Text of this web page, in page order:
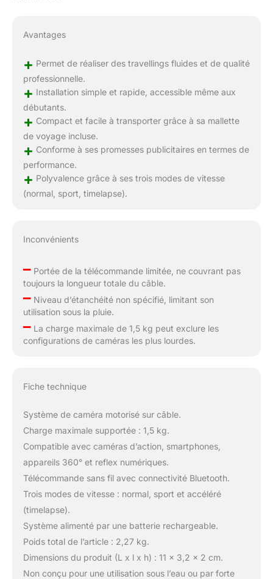
Avantages
+ Permet de réaliser des travellings fluides et de qualité
professionnelle.
+ Installation simple et rapide, accessible même aux
débutants.
+ Compact et facile à transporter grâce à sa mallette
de voyage incluse.
+ Conforme à ses promesses publicitaires en termes de
performance.
+ Polyvalence grâce à ses trois modes de vitesse
(normal, sport, timelapse).
Inconvénients
–Portée de la télécommande limitée, ne couvrant pas
toujours la longueur totale du câble.
–Niveau d’étanchéité non spécifié, limitant son
utilisation sous la pluie.
–La charge maximale de 1,5 kg peut exclure les
configurations de caméras les plus lourdes.
Fiche technique
Système de caméra motorisé sur câble.
Charge maximale supportée : 1,5 kg.
Compatible avec caméras d’action, smartphones,
appareils 360° et reflex numériques.
Télécommande sans fil avec connectivité Bluetooth.
Trois modes de vitesse : normal, sport et accéléré
(timelapse).
Système alimenté par une batterie rechargeable.
Poids total de l’article : 2,27 kg.
Dimensions du produit (L x l x h) : 11 x 3,2 x 2 cm.
Non conçu pour une utilisation sous l’eau ou par forte